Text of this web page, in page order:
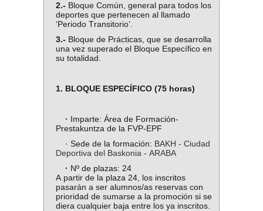
2.- Bloque Común, general para todos los
deportes que pertenecen al llamado
‘Periodo Transitorio’.
3.- Bloque de Prácticas, que se desarrolla
una vez superado el Bloque Específico en
su totalidad.
1. BLOQUE ESPECÍFICO (75 horas)
· Imparte: Área de Formación-
Prestakuntza de la FVP-EPF
· Sede de la formación: BAKH - Ciudad
Deportiva del Baskonia - ARABA
· Nº de plazas: 24
A partir de la plaza 24, los inscritos
pasarán a ser alumnos/as reservas con
prioridad de sumarse a la promoción si se
diera cualquier baja entre los ya inscritos.